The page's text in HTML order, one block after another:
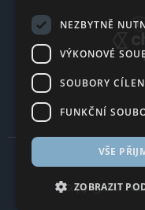
Copyright ©
NEZBYTNĚ
VÝKONOVÉ
SOUBORY
FUNKČNÍ
VŠE
ZOBRAZIT